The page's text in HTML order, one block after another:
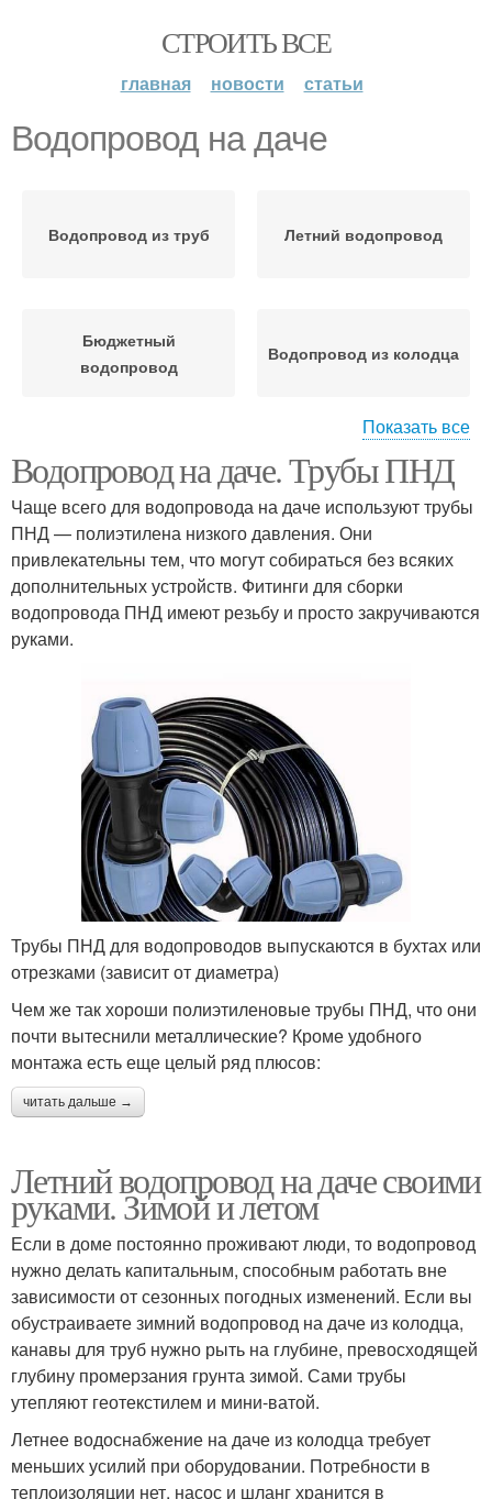
СТРОИТЬ ВСЕ
главная новости статьи
Водопровод на даче
Водопровод из труб Летний водопровод
Бюджетный
водопровод
Водопровод из колодца
Сезонный водопровод Дачный водопровод
Летние водопроводы Открытый водопровод
Трубы для сезонного
водопровода
Водопровод на участке
Водопровод на дачном
участке
Водоснабжения для
дачи
Подключение к
центральному
Зимний водопровод
Трубы для зимнего
Водопровод по воздуху
Водопровод в частном
доме
Металлический
водопровод
Водопровод в земле
Показать все
Водопровод на даче. Трубы ПНД
Чаще всего для водопровода на даче используют трубы
ПНД — полиэтилена низкого давления. Они
привлекательны тем, что могут собираться без всяких
дополнительных устройств. Фитинги для сборки
водопровода ПНД имеют резьбу и просто закручиваются
руками.
Трубы ПНД для водопроводов выпускаются в бухтах или
отрезками (зависит от диаметра)
Чем же так хороши полиэтиленовые трубы ПНД, что они
почти вытеснили металлические? Кроме удобного
монтажа есть еще целый ряд плюсов:
читать дальше →
Летний водопровод на даче своими
руками. Зимой и летом
Если в доме постоянно проживают люди, то водопровод
нужно делать капитальным, способным работать вне
зависимости от сезонных погодных изменений. Если вы
обустраиваете зимний водопровод на даче из колодца,
канавы для труб нужно рыть на глубине, превосходящей
глубину промерзания грунта зимой. Сами трубы
утепляют геотекстилем и мини-ватой.
Летнее водоснабжение на даче из колодца требует
меньших усилий при оборудовании. Потребности в
теплоизоляции нет, насос и шланг хранится в